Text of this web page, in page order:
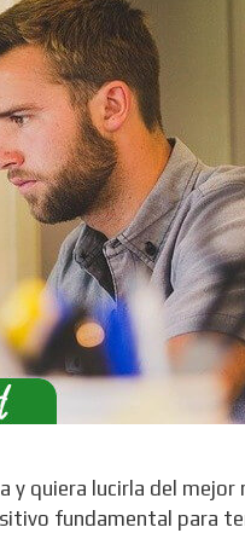
y quiera lucirla del
fundamental para